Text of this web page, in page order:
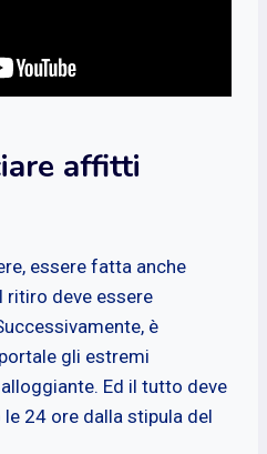
affitti
essere fatta anche
ritiro deve essere
è
gli estremi
Ed il tutto deve
24 ore dalla stipula del